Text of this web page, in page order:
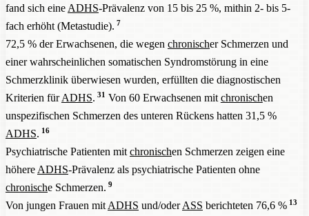
fand sich eine ADHS-Prävalenz von 15 bis 25 %, mithin 2- bis 5-
fach erhöht (Metastudie). 7
72,5 % der Erwachsenen, die wegen chronischer Schmerzen und
einer wahrscheinlichen somatischen Syndromstörung in eine
Schmerzklinik überwiesen wurden, erfüllten die diagnostischen
Kriterien fürADHS. 31 Von 60 Erwachsenen mit chronischen
unspezifischen Schmerzen des unteren Rückens hatten 31,5 %
ADHS. 16
Psychiatrische Patienten mit chronischen Schmerzen zeigen eine
höhere ADHS-Prävalenz als psychiatrische Patienten ohne
chronische Schmerzen. 9
Von jungen Frauen mit ADHS und/oderASS berichteten 76,6 % 13